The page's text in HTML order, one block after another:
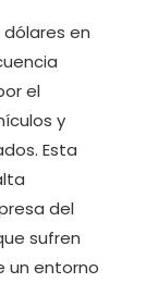
en
el
y
Esta
del
sufren
un entorno